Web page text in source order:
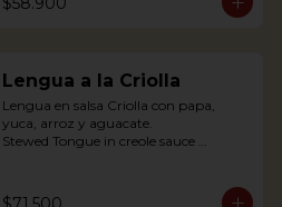
Lengua a la Criolla
Lengua en salsa Criolla con papa,
yuca, arroz y aguacate.
Stewed Tongue in creole sauce